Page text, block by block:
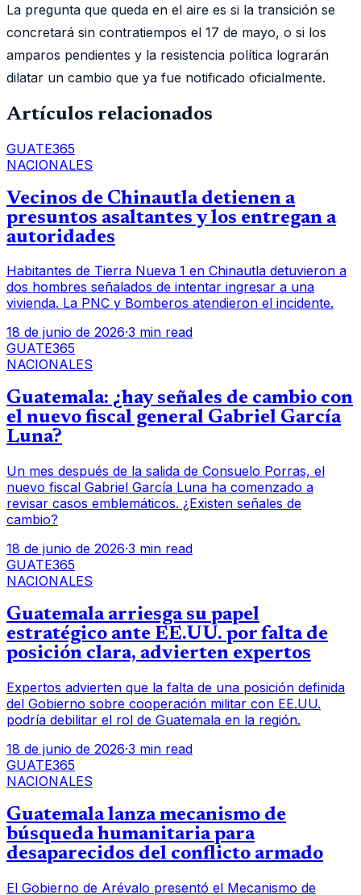
La pregunta que queda en el aire es si la transición se
concretará sin contratiempos el 17 de mayo, o si los
amparos pendientes y la resistencia política lograrán
dilatar un cambio que ya fue notificado oficialmente.
Artículos relacionados
GUATE365
NACIONALES
Vecinos de Chinautla detienen a
presuntos asaltantes y los entregan a
autoridades
Habitantes de Tierra Nueva 1 en Chinautla detuvieron a
dos hombres señalados de intentar ingresar a una
vivienda. La PNC y Bomberos atendieron el incidente.
18 de junio de 2026·3 min read
GUATE365
NACIONALES
Guatemala: ¿hay señales de cambio con
el nuevo fiscal general Gabriel García
Luna?
Un mes después de la salida de Consuelo Porras, el
nuevo fiscal Gabriel García Luna ha comenzado a
revisar casos emblemáticos. ¿Existen señales de
cambio?
18 de junio de 2026·3 min read
GUATE365
NACIONALES
Guatemala arriesga su papel
estratégico ante EE.UU. por falta de
posición clara, advierten expertos
Expertos advierten que la falta de una posición definida
del Gobierno sobre cooperación militar con EE.UU.
podría debilitar el rol de Guatemala en la región.
18 de junio de 2026·3 min read
GUATE365
NACIONALES
Guatemala lanza mecanismo de
búsqueda humanitaria para
desaparecidos del conflicto armado
El Gobierno de Arévalo presentó el Mecanismo de